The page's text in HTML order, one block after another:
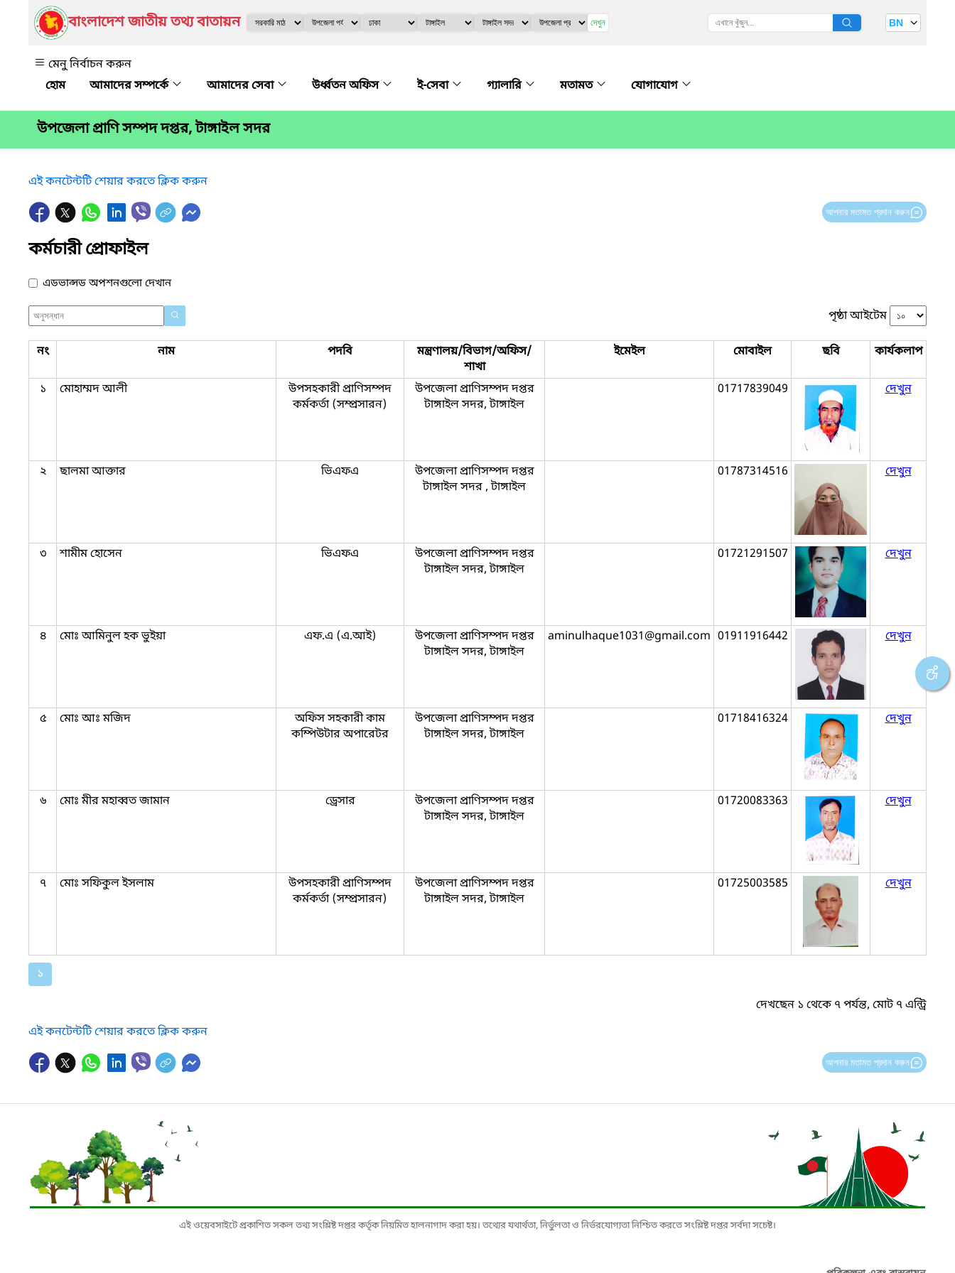
বাংলাদেশ জাতীয় তথ্য বাতায়ন দেখুন BN
মেনু নির্বাচন করুন
আমাদের সম্পর্কে
আমাদের সেবা উর্ধ্বতন অফিস ই-সেবা গ্যালারি মতামত যোগাযোগ
উপজেলা প্রাণি সম্পদ দপ্তর, টাঙ্গাইল সদর
এই কনটেন্টটি শেয়ার করতে ক্লিক করুন
আপনার মতামত প্রদান করুন
কর্মচারী প্রোফাইল
এডভান্সড অপশনগুলো দেখান
পৃষ্ঠা আইটেম
নং নাম পদবি
মন্ত্রণালয়/বিভাগ/অফিস/
শাখা
ইমেইল মোবাইল ছবি কার্যকলাপ
১ মোহাম্মদ আলী
উপসহকারী প্রাণিসম্পদ
কর্মকর্তা (সম্প্রসারন)
উপজেলা প্রাণিসম্পদ দপ্তর
টাঙ্গাইল সদর, টাঙ্গাইল
01717839049 দেখুন
২ ছালমা আক্তার ভিএফএ
উপজেলা প্রাণিসম্পদ দপ্তর
টাঙ্গাইল সদর , টাঙ্গাইল
01787314516 দেখুন
৩ শামীম হোসেন ভিএফএ
উপজেলা প্রাণিসম্পদ দপ্তর
টাঙ্গাইল সদর, টাঙ্গাইল
01721291507 দেখুন
৪ মোঃ আমিনুল হক ভুইয়া এফ.এ (এ.আই)
উপজেলা প্রাণিসম্পদ দপ্তর
টাঙ্গাইল সদর, টাঙ্গাইল
aminulhaque1031@gmail.com 01911916442 দেখুন
৫ মোঃ আঃ মজিদ
অফিস সহকারী কাম
কম্পিউটার অপারেটর
উপজেলা প্রাণিসম্পদ দপ্তর
টাঙ্গাইল সদর, টাঙ্গাইল
01718416324 দেখুন
৬ মোঃ মীর মহাব্বত জামান ড্রেসার
উপজেলা প্রাণিসম্পদ দপ্তর
টাঙ্গাইল সদর, টাঙ্গাইল
01720083363 দেখুন
৭ মোঃ সফিকুল ইসলাম
উপসহকারী প্রাণিসম্পদ
কর্মকর্তা (সম্প্রসারন)
উপজেলা প্রাণিসম্পদ দপ্তর
টাঙ্গাইল সদর, টাঙ্গাইল
01725003585 দেখুন
১
দেখছেন ১ থেকে ৭ পর্যন্ত, মোট ৭ এন্ট্রি
এই কনটেন্টটি শেয়ার করতে ক্লিক করুন
আপনার মতামত প্রদান করুন
এই ওয়েবসাইটে প্রকাশিত সকল তথ্য সংশ্লিষ্ট দপ্তর কর্তৃক নিয়মিত হালনাগাদ করা হয়। তথ্যের যথার্থতা, নির্ভুলতা ও নির্ভরযোগ্যতা নিশ্চিত করতে সংশ্লিষ্ট দপ্তর সর্বদা সচেষ্ট।